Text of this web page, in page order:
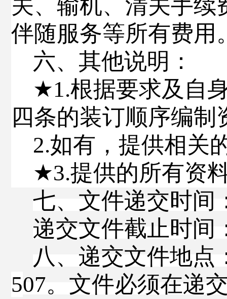
关、输机、清关手续
伴随服务等所有费用
六、其他说明：
★1.根据要求及自
四条的装订顺序编制
2.如有，提供相关
★3.提供的所有资
七、文件递交时间
递交文件截止时间
八、递交文件地点
507。文件必须在递